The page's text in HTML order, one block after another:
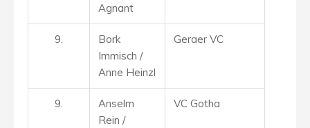
Agnant
9.
Bork
Immisch /
Anne Heinzl
Geraer VC
9.
Anselm
Rein /
VC Gotha